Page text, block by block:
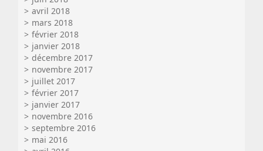
avril 2018
mars 2018
février 2018
janvier 2018
décembre 2017
novembre 2017
juillet 2017
février 2017
janvier 2017
novembre 2016
septembre 2016
mai 2016